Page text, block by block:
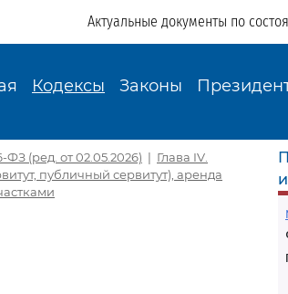
Актуальные документы по
Кодексы Законы
(ред. от 02.05.2026) | Глава IV.
публичный сервитут), аренда